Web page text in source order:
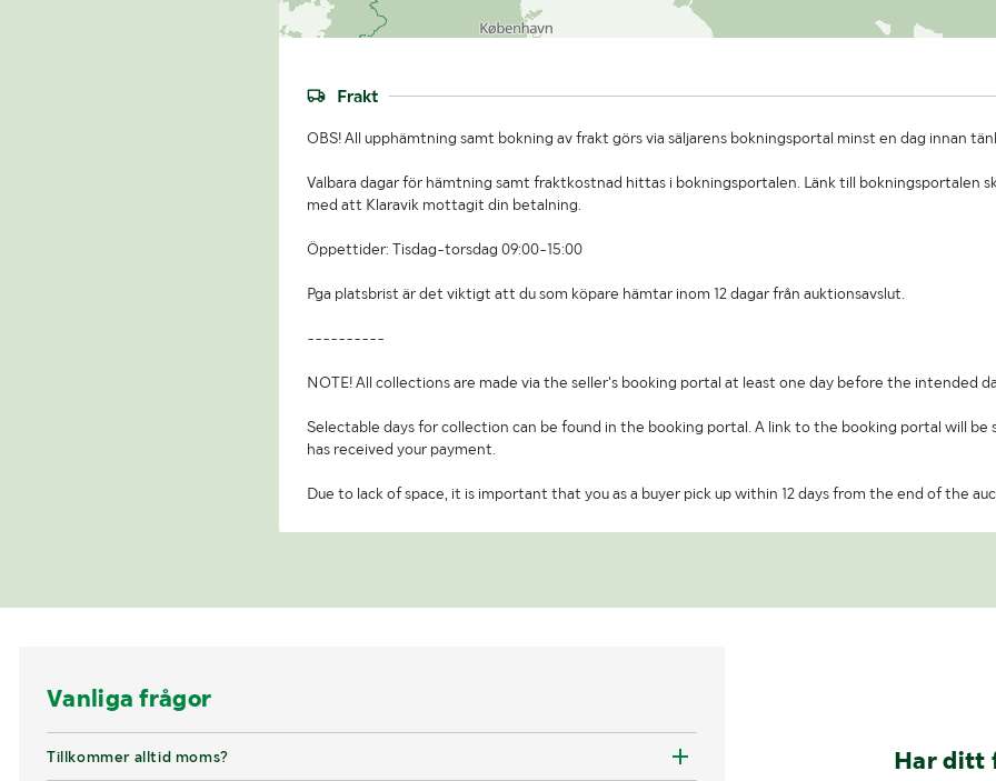
Frakt
OBS! All upphämtning samt bokning av frakt görs via säljarens bokningsportal minst en dag innan
Valbara dagar för hämtning samt fraktkostnad hittas i bokningsportalen. Länk till bokningsportalen
med att Klaravik mottagit din betalning.
Öppettider: Tisdag-torsdag 09:00-15:00
Pga platsbrist är det viktigt att du som köpare hämtar inom 12 dagar från auktionsavslut.
----------
NOTE! All collections are made via the seller's booking portal at least one day before the intended
Selectable days for collection can be found in the booking portal. A link to the booking portal will be
has received your payment.
Due to lack of space, it is important that you as a buyer pick up within 12 days from the end of the
Vanliga frågor
Tillkommer alltid moms? Har ditt